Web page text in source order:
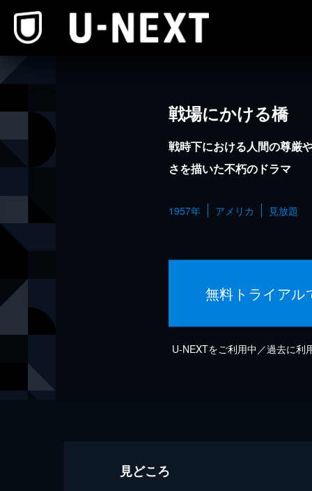
戦場にかける橋
戦時下における人間の尊厳
さを描いた不朽のドラマ
1957年 アメリカ 見放題
無料トライアル
U-NEXTをご利用中／過去に利
見どころ